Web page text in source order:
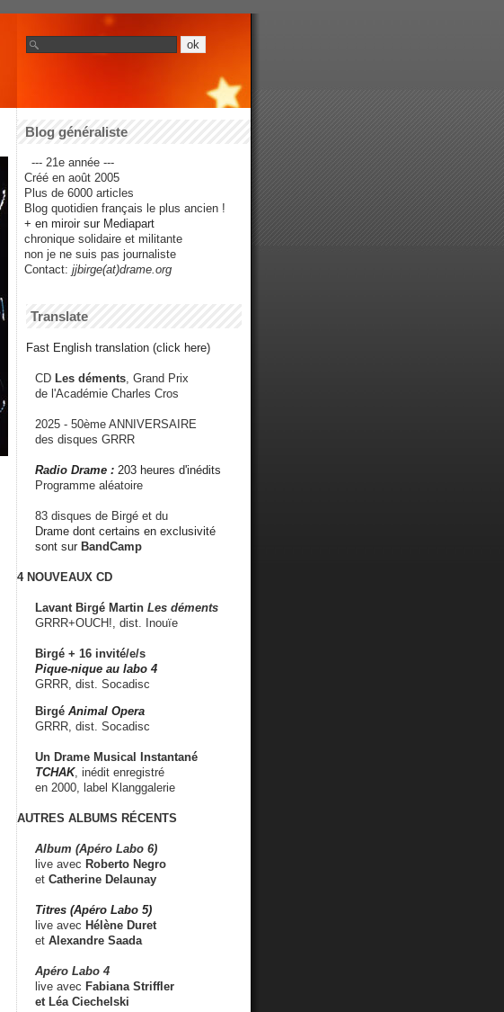
Blog généraliste
--- 21e année ---
Créé en août 2005
Plus de 6000 articles
Blog quotidien français le plus ancien !
+ en miroir sur Mediapart
chronique solidaire et militante
non je ne suis pas journaliste
Contact: jjbirge(at)drame.org
Translate
Fast English translation (click here)
CD Les déments , Grand Prix
de l'Académie Charles Cros
2025 - 50ème ANNIVERSAIRE
des disques GRRR
Radio Drame : 203 heures d'inédits
Programme aléatoire
83 disques de Birgé et du
Drame dont certains en exclusivité
sont sur BandCamp
4 NOUVEAUX CD
Lavant Birgé Martin Les déments
GRRR+OUCH!, dist. Inouïe
Birgé + 16 invité/e/s
Pique-nique au labo 4
GRRR, dist. Socadisc
Birgé Animal Opera
GRRR, dist. Socadisc
Un Drame Musical Instantané
TCHAK, inédit enregistré
en 2000, label Klanggalerie
AUTRES ALBUMS RÉCENTS
Album (Apéro Labo 6)
live avec Roberto Negro
et Catherine Delaunay
Titres (Apéro Labo 5)
live avec Hélène Duret
et Alexandre Saada
Apéro Labo 4
live avec Fabiana Striffler
et Léa Ciechelski